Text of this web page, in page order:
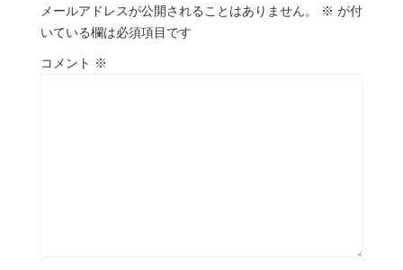
メールアドレスが公開されることはありません。 ※ が付
いている欄は必須項目です
コメント ※